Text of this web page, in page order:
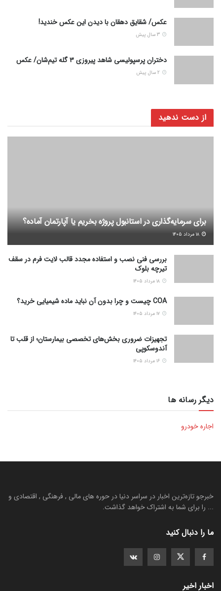
عکس/ شقایق دهقان با دیدن این عکس خندید!
دختران پرسپولیسی شاهد پیروزی ۳ گله تیم‌شان/ عکس
از دست ندهید
برای سرمایه‌گذاری در استانبول پروژه بخریم یا آپارتمان آماده؟
بررسی فنی نصب و استفاده مجدد قالب لایت فرم در سقف
تیرچه بلوک
COA چیست و چرا بدون آن نباید ماده شیمیایی خرید؟
تجهیزات ضروری بخش‌های تخصصی بیمارستان؛ از قلب تا
آندوسکوپی
دیگر رسانه ها
اجاره خودرو
خبرجو تازه‌ترین اخبار در سراسر دنیا در حوره های مالی , فرهنگی , اقتصادی و
... را برای شما به اشتراک خواهد گذاشت.
ما را دنبال کنید
اخبار اخیر